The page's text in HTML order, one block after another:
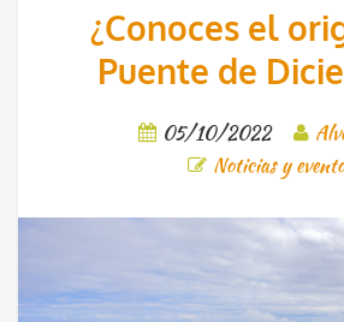
¿Conoces el
Puente de
05/10/2022
Noticias y